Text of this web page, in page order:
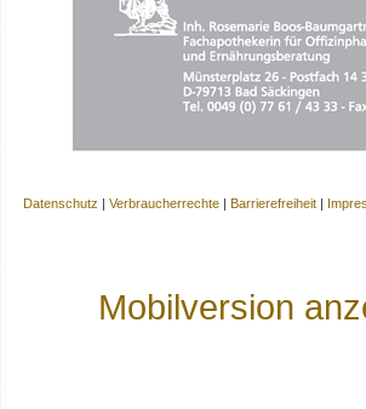
Datenschutz | Verbraucherrechte | Barrierefreiheit |
Mobilversion